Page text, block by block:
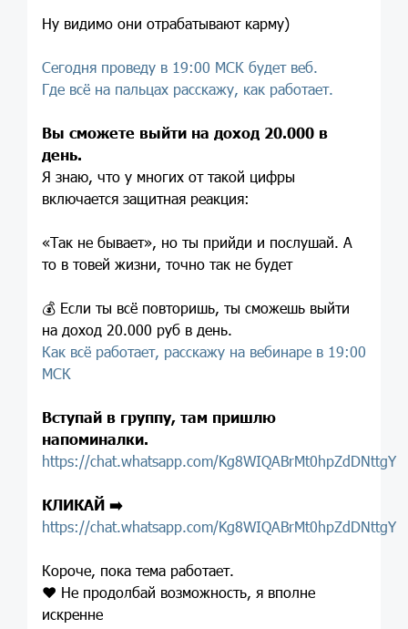
Ну видимо они отрабатывают карму)
Сегодня проведу в 19:00 МСК будет веб.
Где всё на пальцах расскажу, как работает.
Вы сможете выйти на доход 20.000 в
день.
Я знаю, что у многих от такой цифры
включается защитная реакция:
«Так не бывает», но ты прийди и послушай. А
то в товей жизни, точно так не будет
💰 Если ты всё повторишь, ты сможешь выйти
на доход 20.000 руб в день.
Как всё работает, расскажу на вебинаре в 19:00
МСК
Вступай в группу, там пришлю
напоминалки.
https://chat.whatsapp.com/Kg8WIQABrMt0hpZdDNttgY
КЛИКАЙ ➡️
https://chat.whatsapp.com/Kg8WIQABrMt0hpZdDNttgY
Короче, пока тема работает.
❤️ Не продолбай возможность, я вполне
искренне